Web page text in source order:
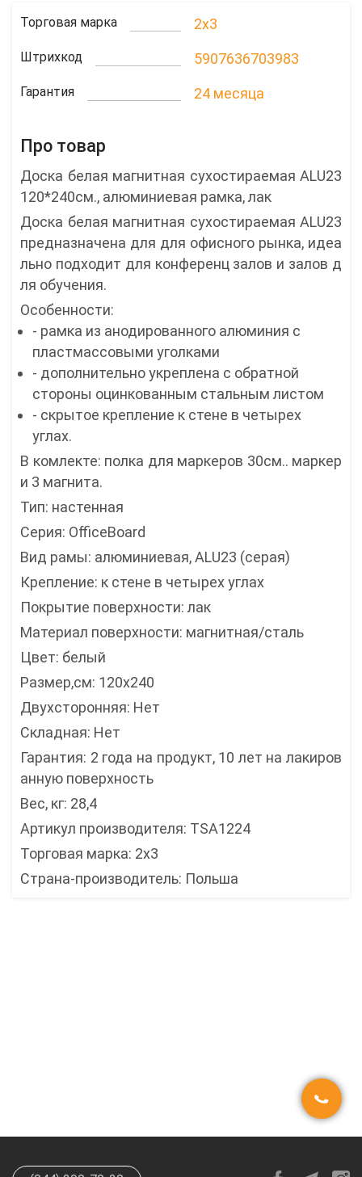
Торговая марка 2x3
Штрихкод 5907636703983
Гарантия 24 месяца
Про товар
Доска белая магнитная сухостираемая ALU23
120*240см., алюминиевая рамка, лак
Доска белая магнитная сухостираемая ALU23
предназначена для для офисного рынка, идеа
льно подходит для конференц залов и залов д
ля обучения.
Особенности:
- рамка из анодированного алюминия с
пластмассовыми уголками
- дополнительно укреплена с обратной
стороны оцинкованным стальным листом
- скрытое крепление к стене в четырех
углах.
В комлекте: полка для маркеров 30см.. маркер
и 3 магнита.
Тип: настенная
Серия: OfficeBoard
Вид рамы: алюминиевая, ALU23 (серая)
Крепление: к стене в четырех углах
Покрытие поверхности: лак
Материал поверхности: магнитная/сталь
Цвет: белый
Размер,см: 120x240
Двухсторонняя: Нет
Складная: Нет
Гарантия: 2 года на продукт, 10 лет на лакиров
анную поверхность
Вес, кг: 28,4
Артикул производителя: TSA1224
Торговая марка: 2x3
Страна-производитель: Польша